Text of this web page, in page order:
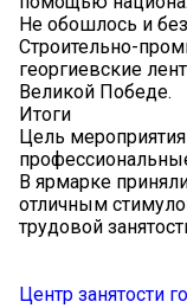
Не обошлось и
Строительно-
георгиевские
Великой Победе.
Итоги
Цель
В ярмарке
отличным
трудовой
Центр занятости